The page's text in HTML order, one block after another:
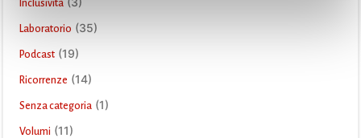
Inclusività
Laboratorio (35)
Podcast (19)
Ricorrenze (14)
Senza categoria (1)
Volumi (11)